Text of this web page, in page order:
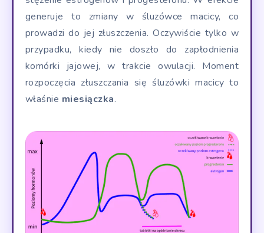
generuje to zmiany w śluzówce macicy, co
prowadzi do jej złuszczenia. Oczywiście tylko w
przypadku, kiedy nie doszło do zapłodnienia
komórki jajowej, w trakcie owulacji. Moment
rozpoczęcia złuszczania się śluzówki macicy to
właśnie miesiączka.